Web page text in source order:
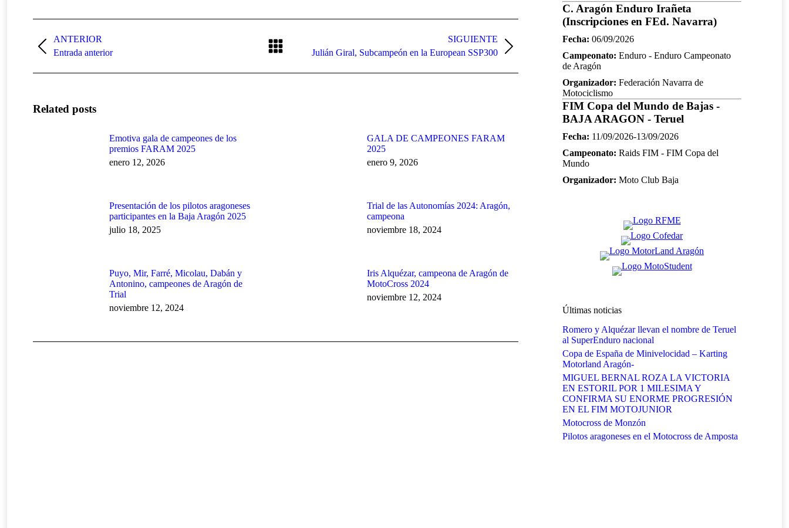
entre
publicaciones
ANTERIOR
Publicación
Entrada anterior
SIGUIENTE
Publicación
Julián Giral, Subcampeón en la European SSP300
Related posts
Emotiva gala de campeones de los
premios FARAM 2025
enero 12, 2026
GALA DE CAMPEONES FARAM
2025
enero 9, 2026
Presentación de los pilotos aragoneses
participantes en la Baja Aragón 2025
julio 18, 2025
Trial de las Autonomías 2024: Aragón,
campeona
noviembre 18, 2024
Puyo, Mir, Farré, Micolau, Dabán y
Antonino, campeones de Aragón de
Trial
noviembre 12, 2024
Iris Alquézar, campeona de Aragón de
MotoCross 2024
noviembre 12, 2024
C. Aragón Enduro Irañeta
(Inscripciones en FEd. Navarra)
Fecha: 06/09/2026
Campeonato: Enduro - Enduro Campeonato
de Aragón
Organizador: Federación Navarra de
Motociclismo
FIM Copa del Mundo de Bajas -
BAJA ARAGON - Teruel
Fecha: 11/09/2026-13/09/2026
Campeonato: Raids FIM - FIM Copa del
Mundo
Organizador: Moto Club Baja
Últimas noticias
Romero y Alquézar llevan el nombre de Teruel
al SuperEnduro nacional
Copa de España de Minivelocidad – Karting
Motorland Aragón-
MIGUEL BERNAL ROZA LA VICTORIA
EN ESTORIL POR 1 MILESIMA Y
CONFIRMA SU ENORME PROGRESIÓN
EN EL FIM MOTOJUNIOR
Motocross de Monzón
Pilotos aragoneses en el Motocross de Amposta